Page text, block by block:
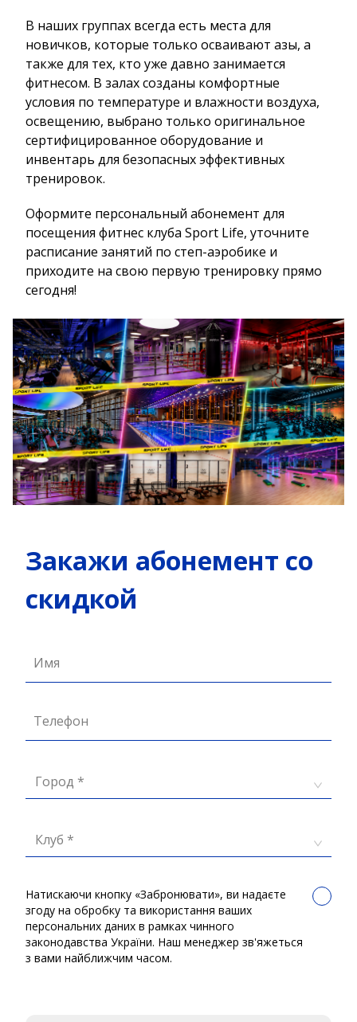
В наших группах всегда есть места для
новичков, которые только осваивают азы, а
также для тех, кто уже давно занимается
фитнесом. В залах созданы комфортные
условия по температуре и влажности воздуха,
освещению, выбрано только оригинальное
сертифицированное оборудование и
инвентарь для безопасных эффективных
тренировок.
Оформите персональный абонемент для
посещения фитнес клуба Sport Life, уточните
расписание занятий по степ-аэробике и
приходите на свою первую тренировку прямо
сегодня!
Закажи абонемент со
скидкой
Имя
Телефон
Город *
Клуб *
Натискаючи кнопку «Забронювати», ви надаєте
згоду на обробку та використання ваших
персональних даних в рамках чинного
законодавства України. Наш менеджер зв'яжеться
з вами найближчим часом.